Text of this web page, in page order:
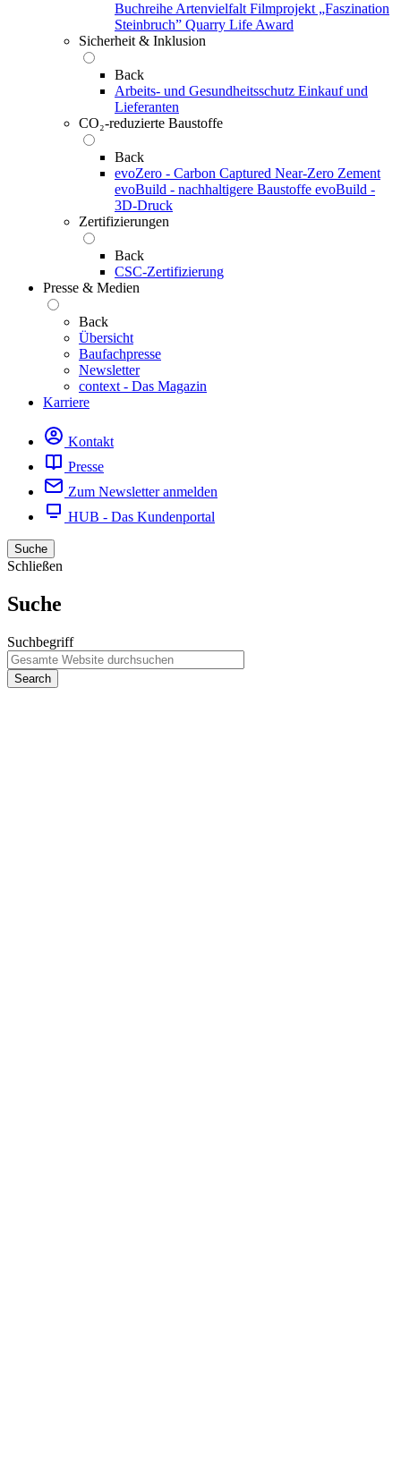
Buchreihe Artenvielfalt Filmprojekt „Faszination
Steinbruch” Quarry Life Award
Sicherheit & Inklusion
Back
Arbeits- und Gesundheitsschutz Einkauf und
Lieferanten
CO₂-reduzierte Baustoffe
Back
evoZero - Carbon Captured Near-Zero Zement
evoBuild - nachhaltigere Baustoffe evoBuild -
3D-Druck
Zertifizierungen
Back
CSC-Zertifizierung
Presse & Medien
Back
Übersicht
Baufachpresse
Newsletter
context - Das Magazin
Karriere
Kontakt
Presse
Zum Newsletter anmelden
HUB - Das Kundenportal
Suche
Schließen
Suche
Suchbegriff